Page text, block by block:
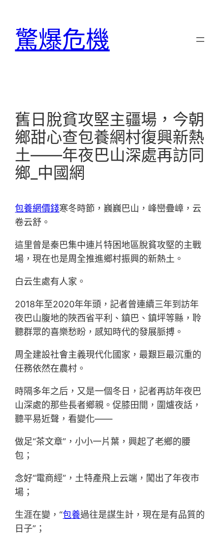
驚爆危機
舊日脫貧攻堅主疆場，今朝
鄉甜心查包養網村復興新熱
土——年夜巴山深處再訪同
鄉_中國網
包養網價錢寒冬時節，巍巍巴山，峰巒疊嶂，云
卷云舒。
這里曾是秦巴集中連片特困地區脫貧攻堅的主戰
場，現在也是周全推進鄉村振興的新熱土。
白云生處有人家。
2018年至2020年年頭，記者曾連續三年到訪年
夜巴山腹地的陜西省平利、鎮巴、鎮坪等縣，聆
聽群眾的喜樂愁盼，感知時代的發展脈搏。
周全建設社會主義現代化國家，最艱巨最沉重的
任務依然在農村。
時隔多年之后，又是一個冬日，記者再訪年夜巴
山深處的那些長者鄉親。促膝田間，圍爐夜話，
聽平易近聲，看變化——
做足“茶文章”，小小一片葉，興起了老鄉的腰
包；
念好“電商經”，土特產飛上云端，闖出了年夜市
場；
生涯在變，“包養過往是謀生計，現在是有品質的
日子”；